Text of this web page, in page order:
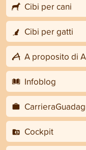
Cibi per cani
Cibi per gatti
A proposito di
Infoblog
Cockpit